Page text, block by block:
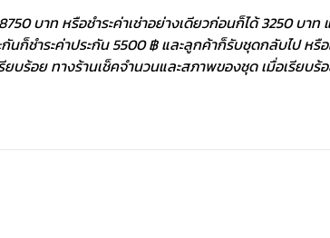
8750 บาท หรือชำระค่าเช่าอย่างเดียวก่อนก็ได้ 3250 บ
กันก็ชำระค่าประกัน 5500 ฿ และลูกค้าก็รับชุดกลับไป หรื
บร้อย ทางร้านเช็คจำนวนและสภาพของชุด เมื่อเรียบ